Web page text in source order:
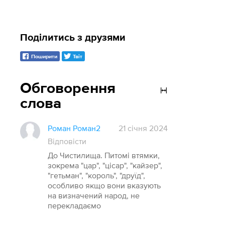
Обговорення
слова
Роман Роман2
21 січня 2024
Відповісти
До Чистилища. Питомі втямки,
зокрема "цар", "цісар", "кайзер",
"гетьман", "король", "друїд",
особливо якщо вони вказують
на визначений народ, не
перекладаємо
Поділитись з друзями
Поширити Твіт